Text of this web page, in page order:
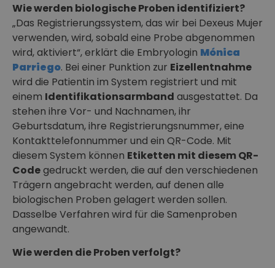
Wie werden biologische Proben identifiziert?
„Das Registrierungssystem, das wir bei Dexeus Mujer
verwenden, wird, sobald eine Probe abgenommen
wird, aktiviert“, erklärt die Embryologin Mónica
Parriego. Bei einer Punktion zur Eizellentnahme
wird die Patientin im System registriert und mit
einem Identifikationsarmband ausgestattet. Da
stehen ihre Vor- und Nachnamen, ihr
Geburtsdatum, ihre Registrierungsnummer, eine
Kontakttelefonnummer und ein QR-Code. Mit
diesem System können Etiketten mit diesem QR-
Codegedruckt werden, die auf den verschiedenen
Trägern angebracht werden, auf denen alle
biologischen Proben gelagert werden sollen.
Dasselbe Verfahren wird für die Samenproben
angewandt.
Wie werden die Proben verfolgt?